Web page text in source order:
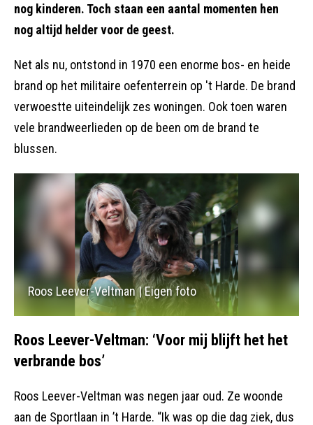
nog kinderen. Toch staan een aantal momenten hen
nog altijd helder voor de geest.
Net als nu, ontstond in 1970 een enorme bos- en heide
brand op het militaire oefenterrein op 't Harde. De brand
verwoestte uiteindelijk zes woningen. Ook toen waren
vele brandweerlieden op de been om de brand te
blussen.
Roos Leever-Veltman | Eigen foto
Roos Leever-Veltman: ‘Voor mij blijft het het
verbrande bos’
Roos Leever-Veltman was negen jaar oud. Ze woonde
aan de Sportlaan in ’t Harde. “Ik was op die dag ziek, dus